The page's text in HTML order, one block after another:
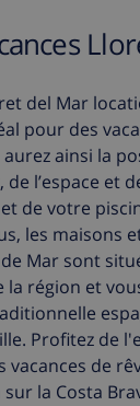
del Mar
pour des
aurez ainsi la
l’espace et
de votre
les maisons
Mar sont
région et
Profitez de
vacances de
la Costa